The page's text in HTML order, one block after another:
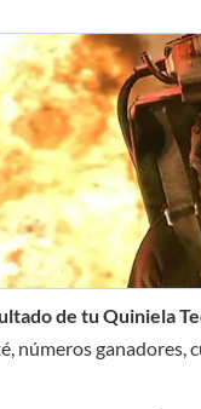
de tu Quiniela
números ganadores,